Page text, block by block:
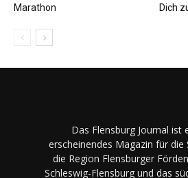
Marathon
Dich
Das Flensburg Journal ist
erscheinendes Magazin für die
die Region Flensburger
Schleswig-Flensburg und das